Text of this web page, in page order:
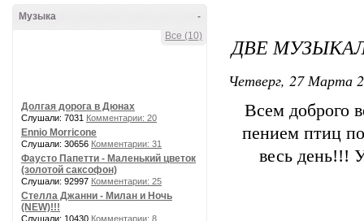
-
Музыка
Все (10)
Долгая дорога в Дюнах
Слушали: 7031 Комментарии: 20
Ennio Morricone
Слушали: 30656 Комментарии: 31
Фаусто Папетти - Маленький цветок
(золотой саксофон)
Слушали: 92997 Комментарии: 25
Стелла Джанни - Милан и Ночь
(NEW)!!!
Слушали: 10430 Комментарии: 8
ДВЕ
Четверг, 27 Марта
Всем доброго
пением птиц
весь день!!!